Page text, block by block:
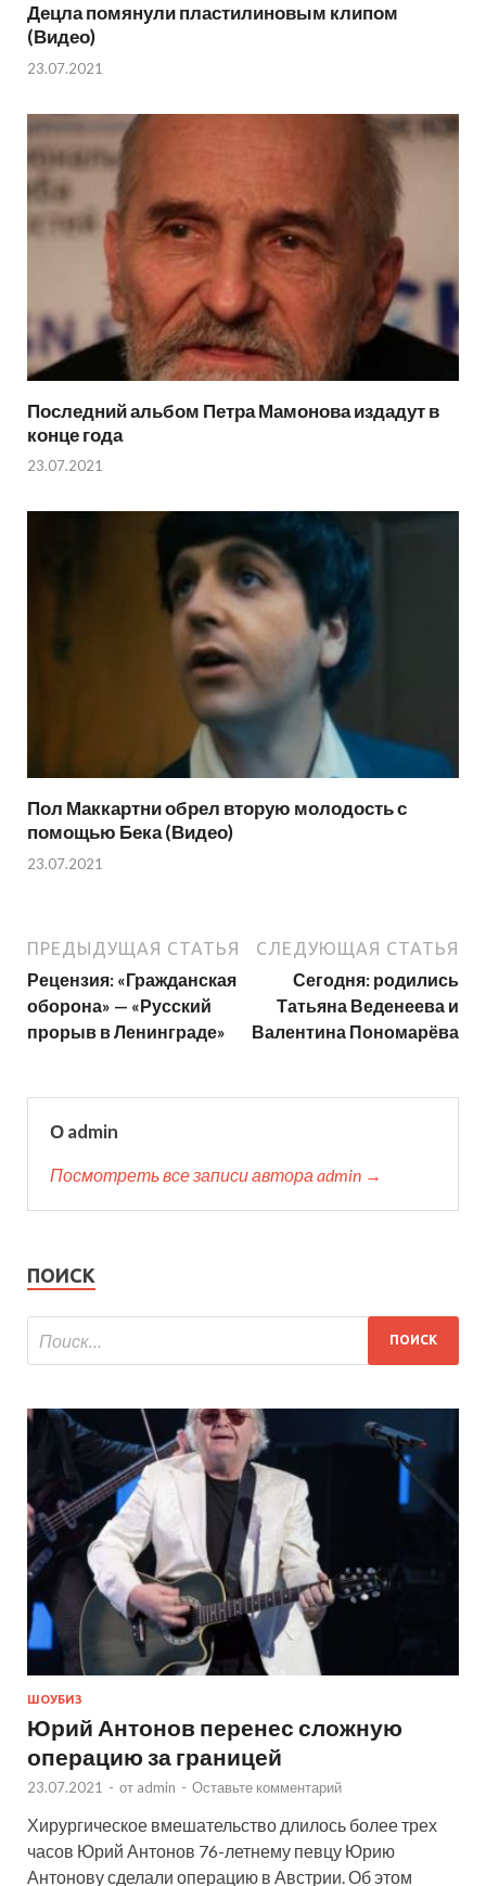
Децла помянули пластилиновым клипом
(Видео)
23.07.2021
Последний альбом Петра Мамонова издадут в
конце года
23.07.2021
Пол Маккартни обрел вторую молодость с
помощью Бека (Видео)
23.07.2021
ПРЕДЫДУЩАЯ СТАТЬЯ
Рецензия: «Гражданская
оборона» — «Русский
прорыв в Ленинграде»
СЛЕДУЮЩАЯ СТАТЬЯ
Сегодня: родились
Татьяна Веденеева и
Валентина Пономарёва
О admin
Посмотреть все записи автора admin →
ПОИСК
ШОУБИЗ
Юрий Антонов перенес сложную
операцию за границей
23.07.2021 - от admin - Оставьте комментарий
Хирургическое вмешательство длилось более трех
часов Юрий Антонов 76-летнему певцу Юрию
Антонову сделали операцию в Австрии. Об этом